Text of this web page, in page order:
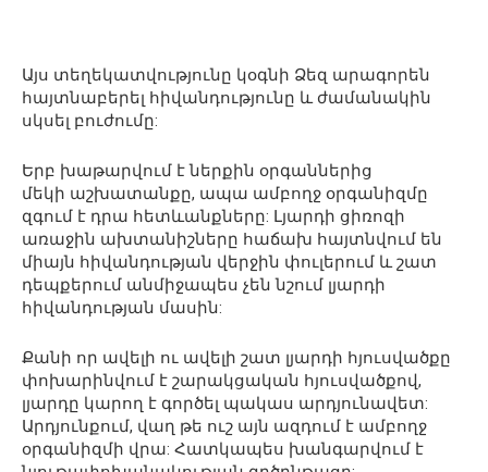
Այս տեղեկատվությունը կօգնի Ձեզ արագորեն
հայտնաբերել հիվանդությունը և ժամանակին
սկսել բուժումը:
Երբ խաթարվում է ներքին օրգաններից
մեկի աշխատանքը, ապա ամբողջ օրգանիզմը
զգում է դրա հետևանքները: Լյարդի ցիռոզի
առաջին ախտանիշները հաճախ հայտնվում են
միայն հիվանդության վերջին փուլերում և շատ
դեպքերում անմիջապես չեն նշում լյարդի
հիվանդության մասին:
Քանի որ ավելի ու ավելի շատ լյարդի հյուսվածքը
փոխարինվում է շարակցական հյուսվածքով,
լյարդը կարող է գործել պակաս արդյունավետ:
Արդյունքում, վաղ թե ուշ այն ազդում է ամբողջ
օրգանիզմի վրա: Հատկապես խանգարվում է